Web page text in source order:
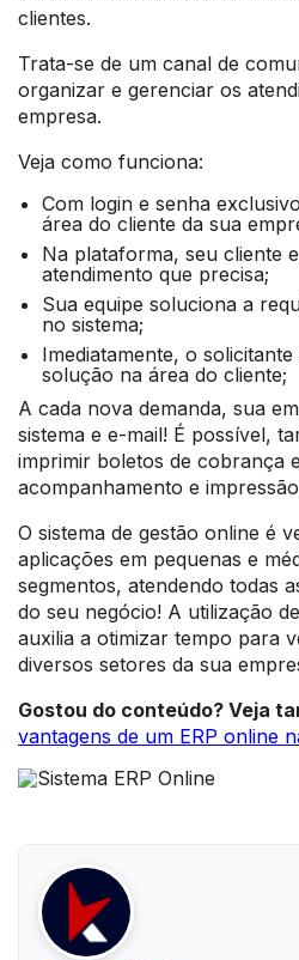
clientes.
Trata-se de um canal de
organizar e gerenciar os
empresa.
Veja como funciona:
Com login e senha
área do cliente da sua
Na plataforma, seu cliente
atendimento que precisa;
Sua equipe soluciona a
no sistema;
Imediatamente, o
solução na área do cliente;
A cada nova demanda, sua
sistema e e-mail! É possível,
imprimir boletos de cobrança
acompanhamento e
O sistema de gestão online é
aplicações em pequenas e
segmentos, atendendo todas
do seu negócio! A utilização
auxilia a otimizar tempo para
diversos setores da sua
Gostou do conteúdo? Veja
vantagens de um ERP online